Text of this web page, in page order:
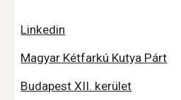
Linkedin
Magyar Kétfarkú Kutya Párt
Budapest XII. kerület